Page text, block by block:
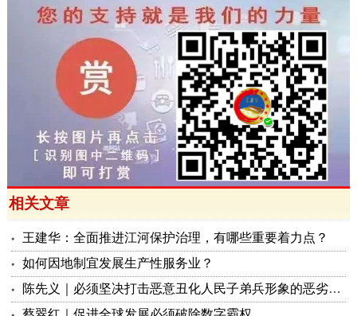
相关文章
王建华：全面推进江河保护治理，有哪些重要着力点？
如何因地制宜发展生产性服务业？
陈先义｜必须坚决打击恶意丑化人民子弟兵形象的恶劣行为